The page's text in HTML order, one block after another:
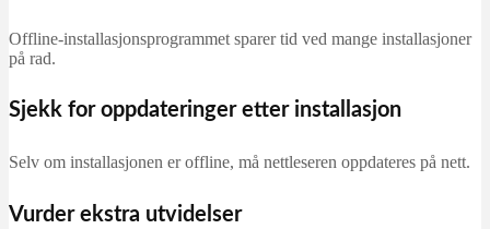
Offline-installasjonsprogrammet sparer tid ved mange installasjoner
på rad.
Sjekk for oppdateringer etter installasjon
Selv om installasjonen er offline, må nettleseren oppdateres på nett.
Vurder ekstra utvidelser